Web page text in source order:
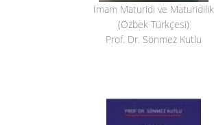
İmam Maturidi ve Maturidilik
(Özbek Türkçesi)
Prof. Dr. Sönmez Kutlu